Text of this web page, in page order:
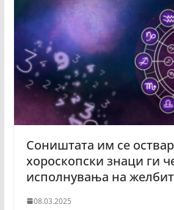
Соништата им се
хороскопски знаци ги
исполнувања на
08.03.2025